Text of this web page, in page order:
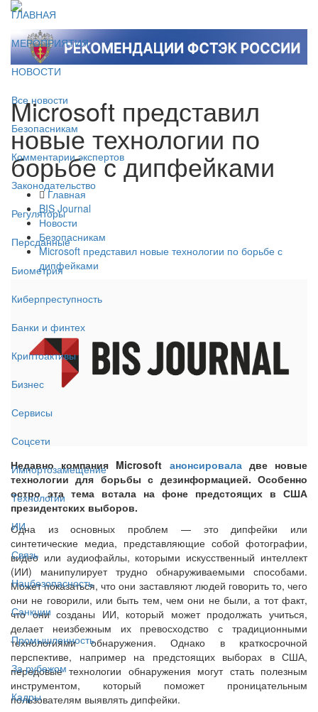
ГЛАВНАЯ
МЕРОПРИЯТИЯ
НОВОСТИ
Все новости
Безопасникам
Комментарии экспертов
Законодательство
Регуляторы
Персданные
Биометрия
Киберпреступность
Банки и финтех
Криптоактивы
Бизнес
Сервисы
Соцсети
Импортозамещение
Технологии
ИИ
Связь
Нацбезопасность
Санкции
Промышленность
За рубежом
Кадры
Microsoft представил
новые технологии по
борьбе с дипфейками
Главная
BIS Journal
Новости
Безопасникам
Microsoft представил новые технологии по борьбе с
дипфейками
Недавно компания Microsoft анонсироваладве новые
технологии для борьбы с дезинформацией. Особенно
остро эта тема встала на фоне предстоящих в США
президентских выборов.
Одна из основных проблем — это дипфейки или
синтетические медиа, представляющие собой фотографии,
видео или аудиофайлы, которыми искусственный интеллект
(ИИ) манипулирует трудно обнаруживаемыми способами.
Может показаться, что они заставляют людей говорить то, чего
они не говорили, или быть тем, чем они не были, а тот факт,
что они созданы ИИ, который может продолжать учиться,
делает неизбежным их превосходство с традиционными
технологиями обнаружения. Однако в краткосрочной
перспективе, например на предстоящих выборах в США,
передовые технологии обнаружения могут стать полезным
инструментом, который поможет проницательным
пользователям выявлять дипфейки.